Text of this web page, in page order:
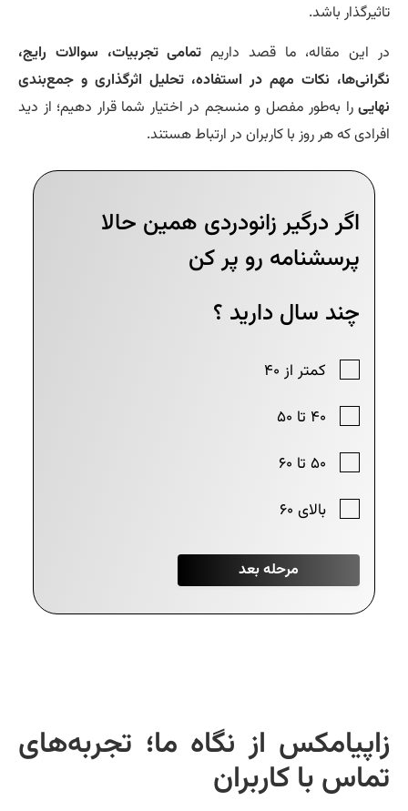
باشد.
این مقاله، ما قصد داریمتمامی تجربیات، سوالات رایج،
نکات مهم در استفاده، تحلیل اثرگذاری و جمع‌بندی
را به‌طور مفصل و منسجم در اختیار شما قرار دهیم؛ از دید
که هر روز با کاربران در ارتباط هستند.
از نگاه ما؛ تجربه‌های
با کاربران